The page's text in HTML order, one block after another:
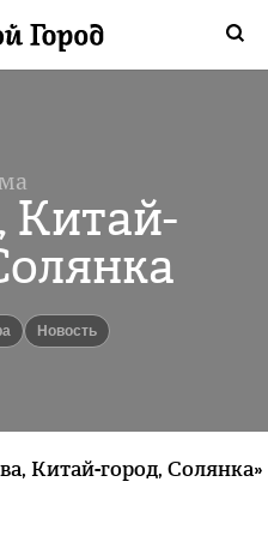
Китай-
Новость
Китай-город, Солянка»